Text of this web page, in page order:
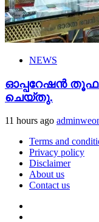
NEWS
ഓപ്പറേഷൻ
ചെയ്തു.
11 hours ago
Terms and
Privacy policy
Disclaimer
About us
Contact us